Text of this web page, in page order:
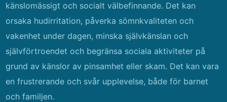
känslomässigt och socialt välbefinnande. Det kan
orsaka hudirritation, påverka sömnkvaliteten och
vakenhet under dagen, minska självkänslan och
självförtroendet och begränsa sociala aktiviteter på
grund av känslor av pinsamhet eller skam. Det kan vara
en frustrerande och svår upplevelse, både för barnet
och familjen.